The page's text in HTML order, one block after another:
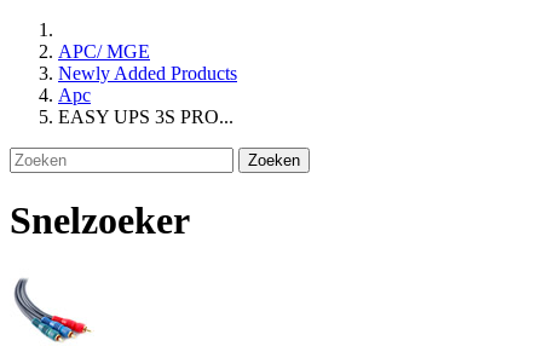
APC/ MGE
Newly Added Products
Apc
EASY UPS 3S PRO...
Zoeken
Snelzoeker